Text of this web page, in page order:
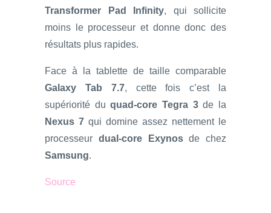
Transformer Pad Infinity, qui sollicite
moins le processeur et donne donc des
résultats plus rapides.
Face à la tablette de taille comparable
Galaxy Tab 7.7, cette fois c’est la
supériorité duquad-core Tegra 3de la
Nexus 7 qui domine assez nettement le
processeur dual-core Exynosde chez
Samsung.
Source